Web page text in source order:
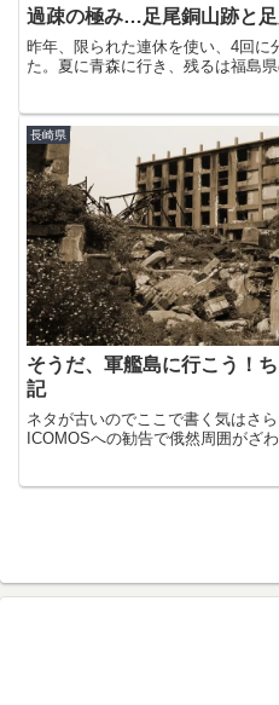
過疎の極み…足尾銅山跡と
昨年、限られた連休を使い、4回に
た。夏に青森に行き、残るは福島県
長崎県
そうだ、軍艦島に行こう！
記
ネタが古いのでここで書く気はさ
ICOMOSへの勧告で俄然周囲がざわ